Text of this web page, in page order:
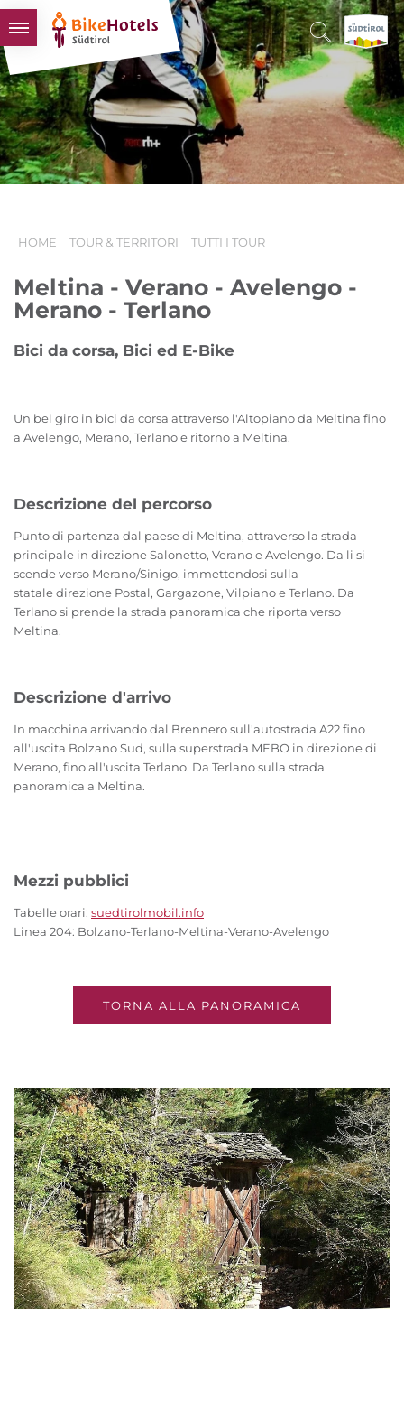
BIKEHOTELS
HOTELS & PACCHETTI
TOUR & TERRITORI
L'ALTO ADIGE & NOI
HOME TOUR & TERRITORI TUTTI I TOUR
Meltina - Verano - Avelengo -
Merano - Terlano
Bici da corsa, Bici ed E-Bike
Un bel giro in bici da corsa attraverso l'Altopiano da Meltina fino
a Avelengo, Merano, Terlano e ritorno a Meltina.
Descrizione del percorso
Punto di partenza dal paese di Meltina, attraverso la strada
principale in direzione Salonetto, Verano e Avelengo. Da li si
scende verso Merano/Sinigo, immettendosi sulla
statale direzione Postal, Gargazone, Vilpiano e Terlano. Da
Terlano si prende la strada panoramica che riporta verso
Meltina.
Descrizione d'arrivo
In macchina arrivando dal Brennero sull'autostrada A22 fino
all'uscita Bolzano Sud, sulla superstrada MEBO in direzione di
Merano, fino all'uscita Terlano. Da Terlano sulla strada
panoramica a Meltina.
Mezzi pubblici
Tabelle orari: suedtirolmobil.info
Linea 204: Bolzano-Terlano-Meltina-Verano-Avelengo
TORNA ALLA PANORAMICA